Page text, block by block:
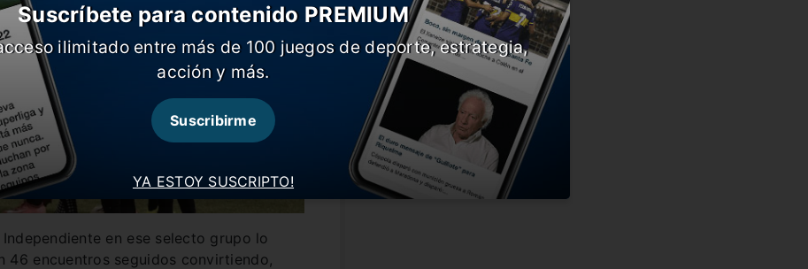
en ese selecto grupo lo
46 encuentros seguidos convirtiendo,
YA ESTOY SUSCRIPTO!
Suscríbete para contenido PREMIUM
ilimitado entre más de 100 juegos de deporte, estrategia,
acción y más.
Suscribirme